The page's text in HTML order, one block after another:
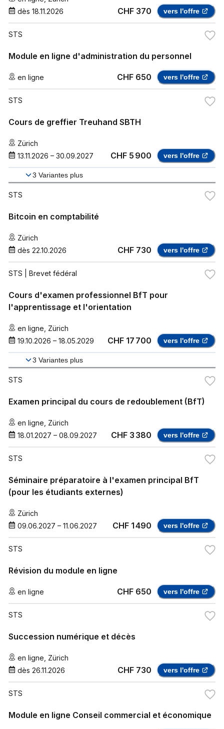
dès 18.11.2026 CHF 370 vers l'offre
STS
Module en ligne d'administration du personnel
en ligne CHF 650 vers l'offre
STS
Cours de greffier Treuhand SBTH
Zürich
13.11.2026 – 30.09.2027 CHF 5 900 vers l'offre
3 Variantes plus
STS
Bitcoin en comptabilité
Zürich
dès 22.10.2026 CHF 730 vers l'offre
STS | Brevet fédéral
Cours d'examen professionnel BfT pour
l'apprentissage et l'orientation
en ligne Zürich
19.10.2026 – 18.05.2029 CHF 17 700 vers l'offre
3 Variantes plus
STS
Examen principal du cours de redoublement (BfT)
en ligne Zürich
18.01.2027 – 08.09.2027 CHF 3 380 vers l'offre
STS
Séminaire préparatoire à l'examen principal BfT
(pour les étudiants externes)
Zürich
09.06.2027 – 11.06.2027 CHF 1 490 vers l'offre
STS
Révision du module en ligne
en ligne CHF 650 vers l'offre
STS
Succession numérique et décès
en ligne Zürich
dès 26.11.2026 CHF 730 vers l'offre
STS
Module en ligne Conseil commercial et économique